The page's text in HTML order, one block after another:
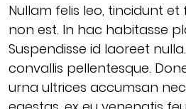
Nullam felis leo, tincidunt et
non est. In hac habitasse
Suspendisse id laoreet
convallis pellentesque.
urna ultrices accumsan